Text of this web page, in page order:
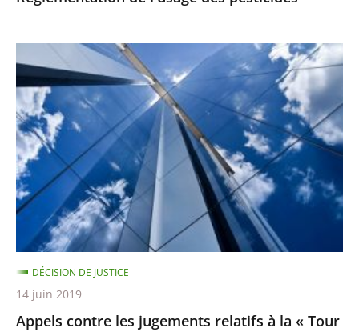
contre
les
jugements
relatifs
à
la
«
Tour
Triangle
»
Appels contre les jugements relatifs à la « Tour
DÉCISION DE JUSTICE
14 juin 2019